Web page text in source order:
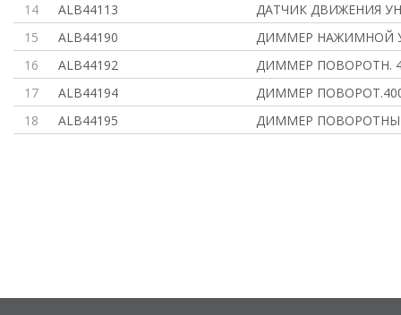
14
ALB44113
ДАТЧИК ДВИЖЕНИЯ
15
ALB44190
ДИММЕР НАЖИМНОЙ
16
ALB44192
ДИММЕР ПОВОРОТН.
17
ALB44194
ДИММЕР
18
ALB44195 ДИММЕР ПОВОРОТНЫЙ